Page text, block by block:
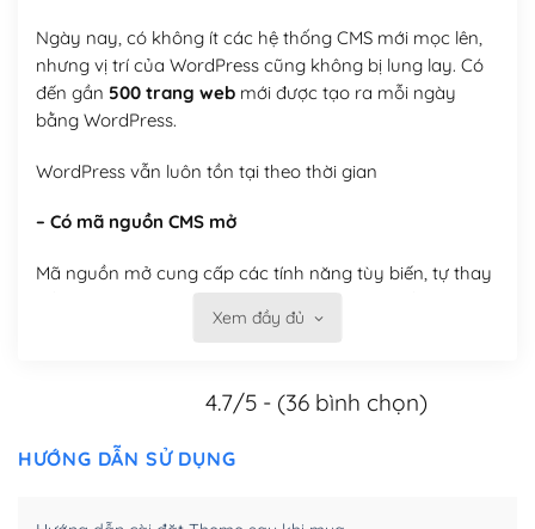
Ngày nay, có không ít các hệ thống CMS mới mọc lên,
nhưng vị trí của WordPress cũng không bị lung lay. Có
đến gần 500 trang webmới được tạo ra mỗi ngày
bằng WordPress.
WordPress vẫn luôn tồn tại theo thời gian
– Có mã nguồn CMS mở
Mã nguồn mở cung cấp các tính năng tùy biến, tự thay
nó theo ý bạn mà không phải sử dụng dịch vụ tại bất
Việc của bạn là đăng ký một tên miền và hosting để
Xem đầy đủ
4.7/5 - (36 bình chọn)
HƯỚNG DẪN SỬ DỤNG